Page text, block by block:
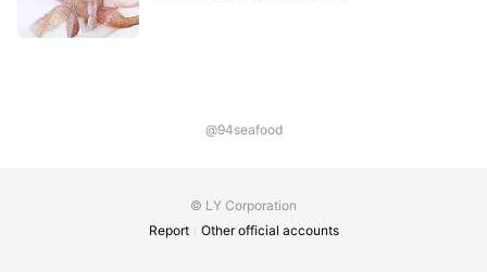
@94seafood
© LY Corporation
Report
Other official accounts